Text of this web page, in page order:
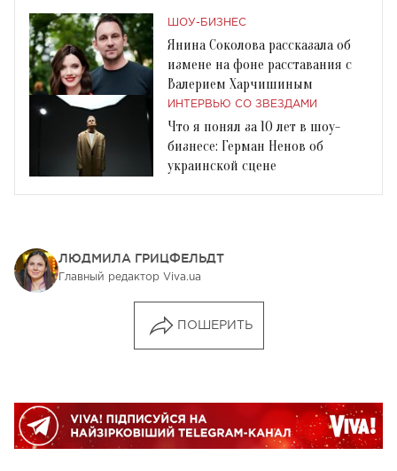
ШОУ-БИЗНЕС
Янина Соколова рассказала об
измене на фоне расставания с
Валерием Харчишиным
ИНТЕРВЬЮ СО ЗВЕЗДАМИ
Что я понял за 10 лет в шоу-
бизнесе: Герман Ненов об
украинской сцене
ЛЮДМИЛА ГРИЦФЕЛЬДТ
Главный редактор Viva.ua
ПОШЕРИТЬ